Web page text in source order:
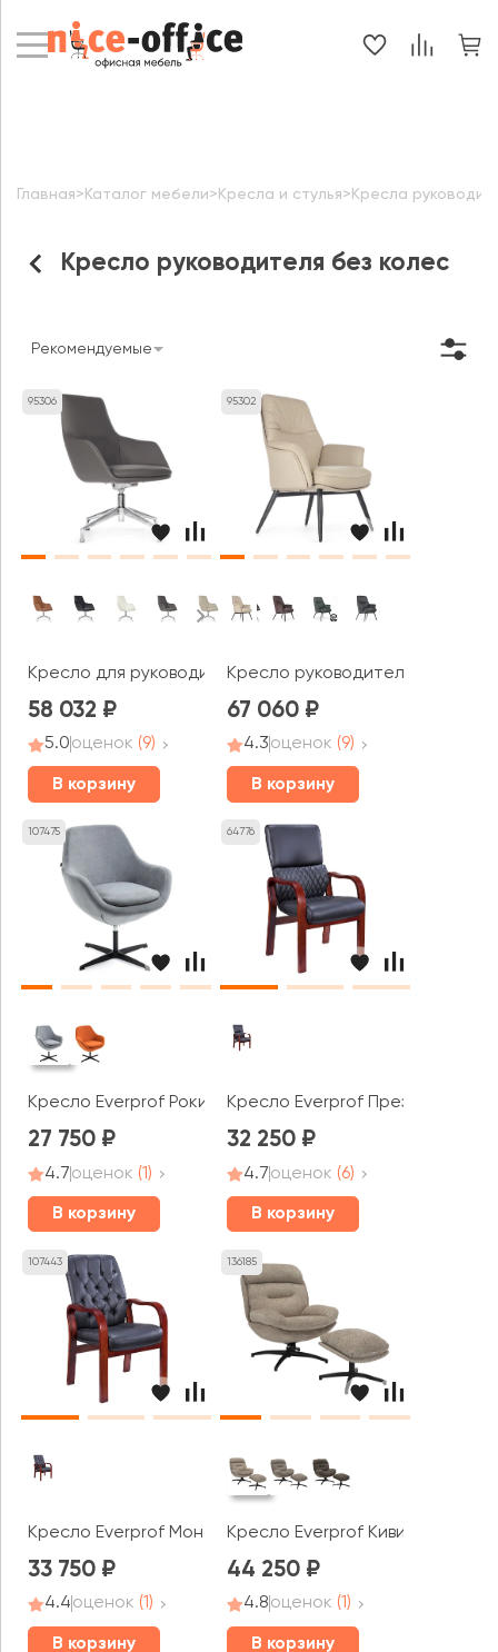
Кресло руководителя без колес
Главная> Каталог мебели> Кресла и стулья> Кресла
Рекомендуемые
95306
Кресло для руководителя RV ДИЗАЙН Соул-СТ / Soul-
58 032
5.0оценок (9)
В корзину
95302
Кресло руководителя RV
67 060
4.3оценок (9)
В корзину
107475
Кресло Everprof Роки / Rocky
27 750
4.7оценок (1)
В корзину
64776
Кресло Everprof Президент
32 250
4.7оценок (6)
В корзину
107443
Кресло Everprof Монако Вуд СФ / Monaco Wood CF
33 750
4.4оценок (1)
В корзину
136185
Кресло Everprof Киви / Kiwi
44 250
4.8оценок (1)
В корзину